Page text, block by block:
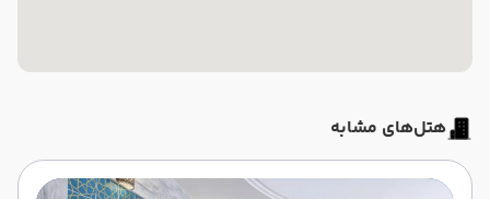
هتل‌های مشابه